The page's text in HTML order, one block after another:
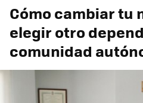
Cómo cambiar tu
elegir otro
comunidad